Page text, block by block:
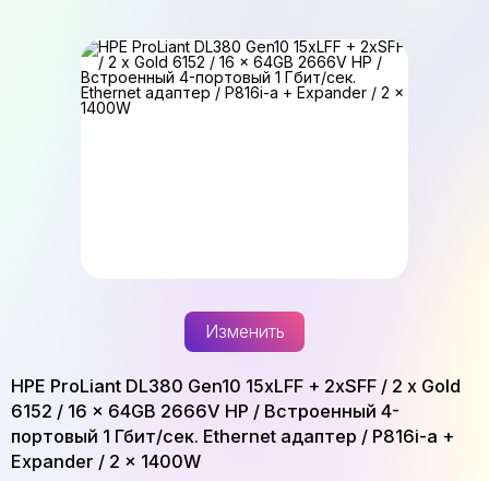
Изменить
HPE ProLiant DL380 Gen10 15xLFF + 2xSFF / 2 x Gold
6152 / 16 x 64GB 2666V HP / Встроенный 4-
портовый 1 Гбит/сек. Ethernet адаптер / P816i-a +
Expander / 2 x 1400W